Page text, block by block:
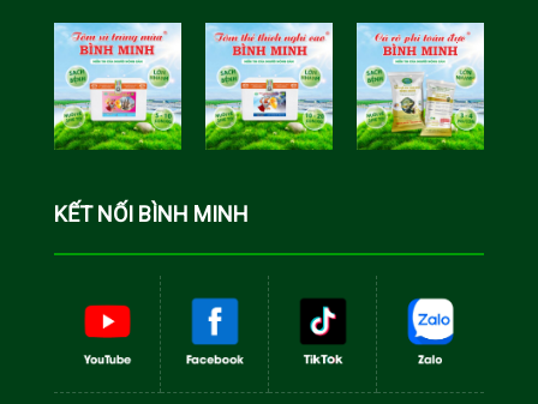
Hóa Bình
Minh
Học Bình
Minh
KẾT NỐI BÌNH MINH